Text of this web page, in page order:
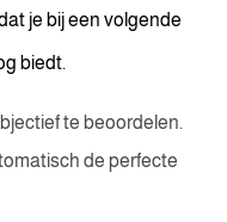
je bij een volgende
biedt.
te beoordelen.
de perfecte